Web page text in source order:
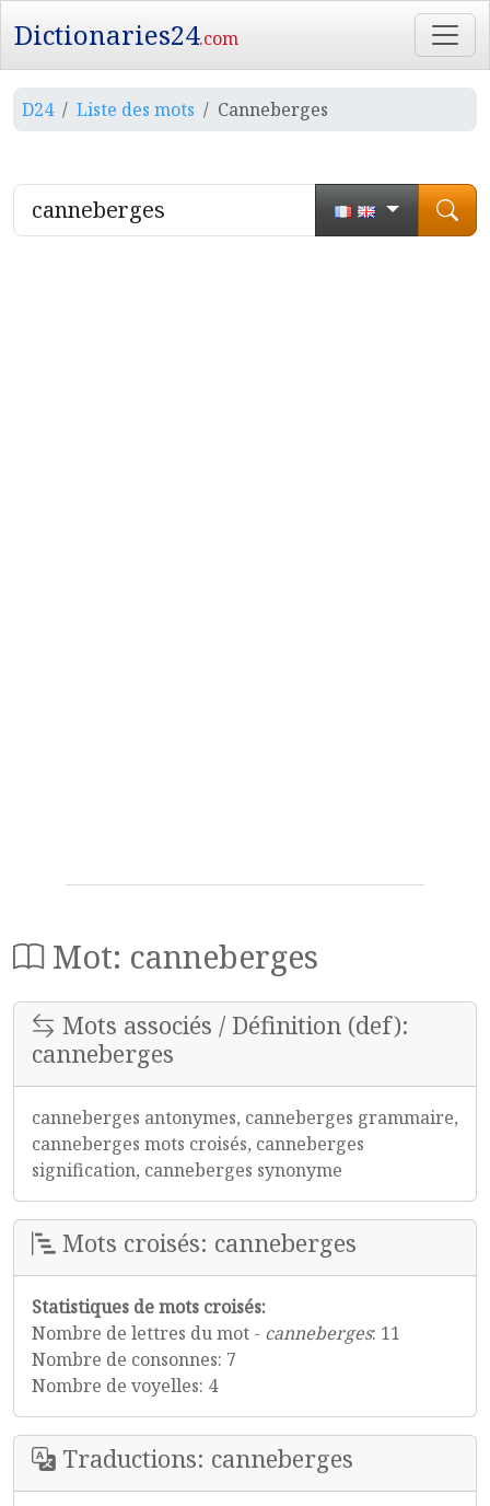
Dictionaries24.com
D24 Liste des mots Canneberges
Mot: canneberges
Mots associés / Définition (def):
canneberges
canneberges antonymes, canneberges grammaire,
canneberges mots croisés, canneberges
signification, canneberges synonyme
Mots croisés: canneberges
Statistiques de mots croisés:
Nombre de lettres du mot - canneberges: 11
Nombre de consonnes: 7
Nombre de voyelles: 4
Traductions: canneberges